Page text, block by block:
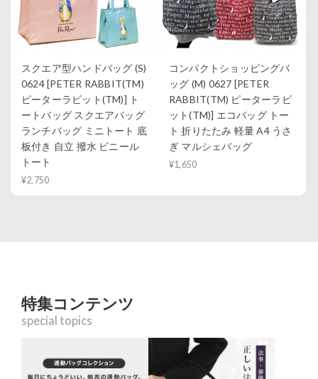
スクエア型ハンドバッグ (S)
0624 [PETER RABBIT(TM)
ピーターラビット(TM)] ト
ートバッグ スクエアバッグ
ランチバッグ ミニトート 底
板付き 自立 撥水 ビニール
トート
¥2,750
コンパクトショッピングバ
ッグ (M) 0627 [PETER
RABBIT(TM) ピーターラビ
ット(TM)] エコバッグ トー
ト 折りたたみ 軽量 A4 うさ
ぎ マルシェバッグ
¥1,650
特集コンテンツ
special topics